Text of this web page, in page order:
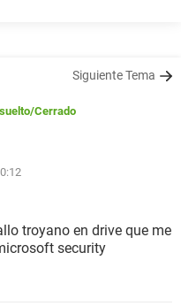
Siguiente Tema
/Cerrado
troyano en drive que me
security